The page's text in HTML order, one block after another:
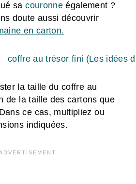
sacouronneégalement ?
doute aussi découvrir
en carton.
la taille du coffre au
de la taille des cartons que
ce cas, multipliez ou
indiquées.